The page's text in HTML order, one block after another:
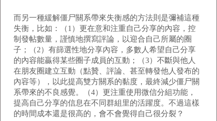
而另一種緩解僵尸關系帶來失衡感的方法則是彌補這種
失衡，比如：（1）更在意和注重自己分享的內容，控
制發帖數量，謹慎地撰寫評論，以迎合自己所屬的圈
子；（2）有篩選性地分享內容，多數人希望自己分享
的內容能贏得某些圈子成員的互動；（3）不斷與他人
在朋友圈建立互動（點贊、評論、甚至轉發他人發布的
內容等），以此提高雙方關系的黏度，最終減少僵尸關
系帶來的不良感覺。（4）更注重使用微信分組功能，
提高自己分享的信息在不同群組里的活躍度。不過這樣
的時間成本還是很高的，會不會覺得自己很分裂？